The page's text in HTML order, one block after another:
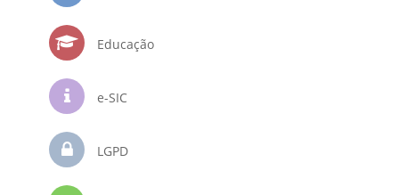
Educação
e-SIC
LGPD